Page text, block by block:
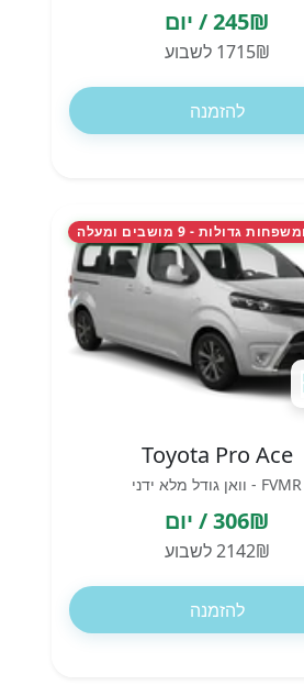
245₪ / יום
1715₪ לשבוע
להזמנה
גדולות - 9 מושבים ומעלה
Toyota Pro Ace
FVMR - וואן גודל מלא ידני
306₪ / יום
2142₪ לשבוע
להזמנה